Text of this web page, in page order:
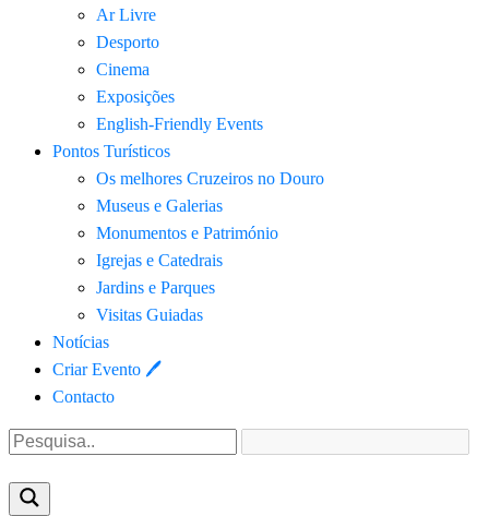
Ar Livre
Desporto
Cinema
Exposições
English-Friendly Events
Pontos Turísticos
Os melhores Cruzeiros no Douro​
Museus e Galerias
Monumentos e Património
Igrejas e Catedrais
Jardins e Parques
Visitas Guiadas
Notícias
Criar Evento 🖊
Contacto